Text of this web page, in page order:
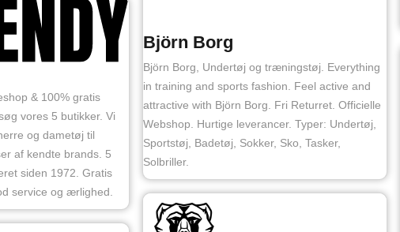
& 100% gratis
vores 5 butikker. Vi
og dametøj til
af kendte brands. 5
siden 1972. Gratis
service og ærlighed.
Björn Borg
Björn Borg, Undertøj og træningstøj. Everything
in training and sports fashion. Feel active and
attractive with Björn Borg. Fri Returret. Officielle
Webshop. Hurtige leverancer. Typer: Undertøj,
Sportstøj, Badetøj, Sokker, Sko, Tasker,
Solbriller.